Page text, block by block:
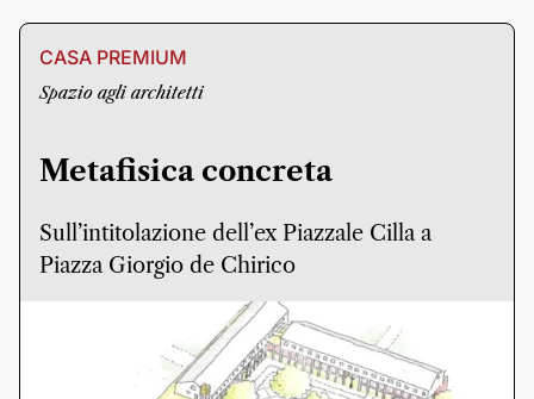
CASA PREMIUM
Spazio agli architetti
Metafisica concreta
Sull’intitolazione dell’ex Piazzale Cilla a
Piazza Giorgio de Chirico